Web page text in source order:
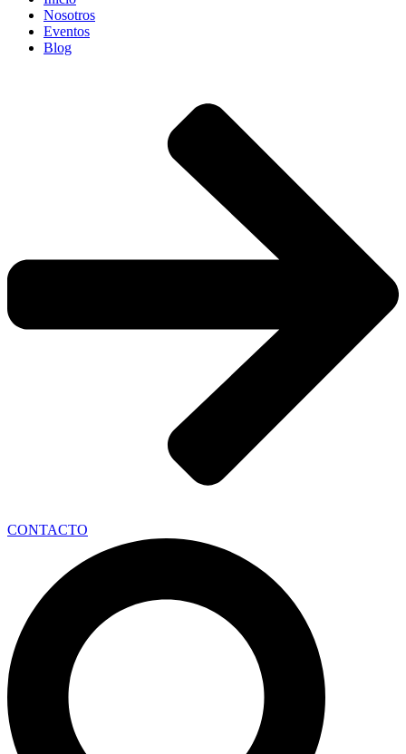
Nosotros
Eventos
Blog
CONTACTO